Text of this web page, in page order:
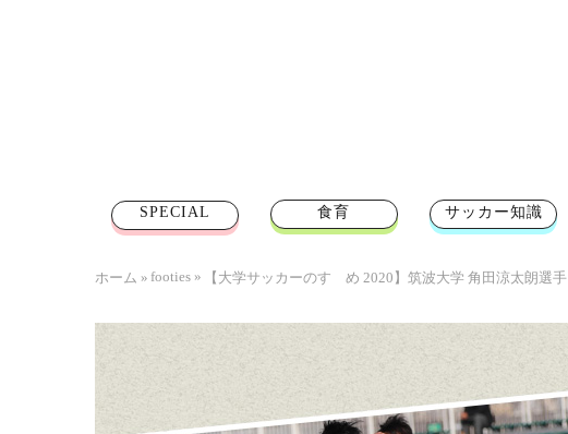
SPECIAL 食育 サッカー知識
ホーム » footies » 【大学サッカーのすゝめ 2020】筑波大学 角田涼太朗選手